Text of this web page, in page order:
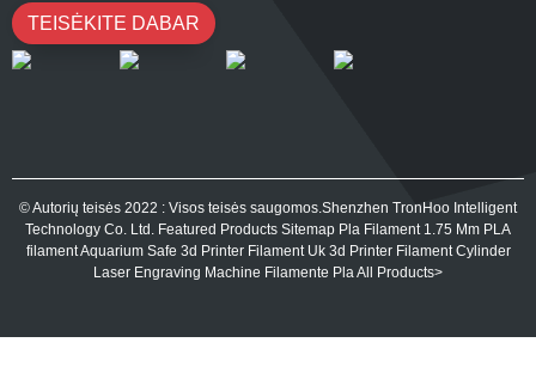
TEISĖKITE DABAR
© Autorių teisės 2022 : Visos teisės saugomos.Shenzhen TronHoo Intelligent
Technology Co. Ltd. Featured Products Sitemap Pla Filament 1.75 Mm PLA
filamentAquarium Safe 3d Printer Filament Uk 3d Printer Filament Cylinder
Laser Engraving Machine Filamente PlaAll Products>